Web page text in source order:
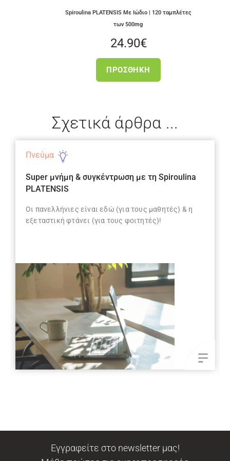
Spiroulina PLATENSIS Με Ιώδιο | 120 ταμπλέτες
των 500mg
24.90€
ΠΡΟΣΘΉΚΗ
Σχετικά άρθρα ...
Πνεύμα
Super μνήμη & συγκέντρωση με τη Spiroulina
PLATENSIS
Οι πανελλήνιες είναι εδώ (για τους μαθητές) & η
εξεταστική φτάνει (για τους φοιτητές)!
Εγγραφείτε στο newsletter μας!